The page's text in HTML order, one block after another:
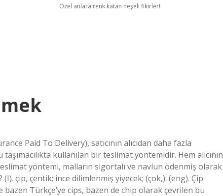
Özel anlara renk katan neşeli fikirler!
Paid To Delivery), satıcının alıcıdan daha fazla
kullanılan bir teslimat yöntemidir. Hem alıcının
yöntemi, malların sigortalı ve navlun ödenmiş olarak
çip, çentik; ince dilimlenmiş yiyecek; (çok,). (eng). Çip
bazen Türkçe’ye cips, bazen de chip olarak çevrilen bu